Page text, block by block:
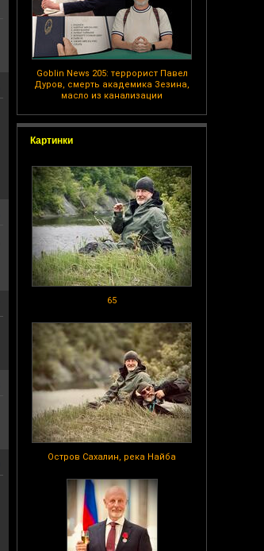
Goblin News 205: террорист Павел
Дуров, смерть академика Зезина,
масло из канализации
Картинки
65
Остров Сахалин, река Найба